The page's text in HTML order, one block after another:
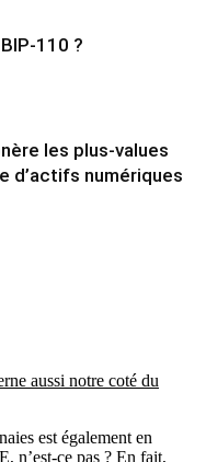
110 ?
les plus-values
d’actifs numériques